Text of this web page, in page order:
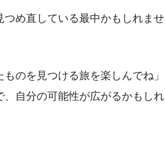
め直している最中かもしれませ
のを見つける旅を楽しんでね」
自分の可能性が広がるかもしれ